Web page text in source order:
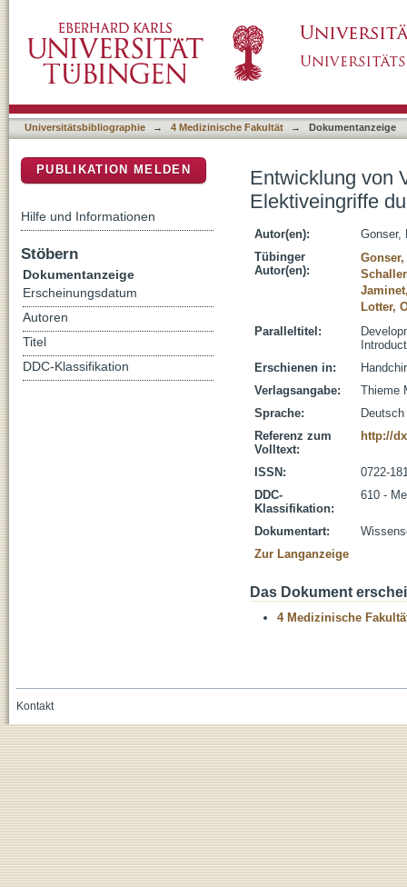
der DRGs in Deutschland
Universitätsbibliographie → 4 Medizinische Fakultät → Dokumentanzeige
Entwicklung von
Elektiveingriffe
Autor(en):
Gonser,
Tübinger
Autor(en):
Lotter,
Paralleltitel:
Erschienen in:
Verlagsangabe:
Thieme
Sprache:
Deutsch
Referenz zum
Volltext:
http://
ISSN:
0722-
DDC-
Klassifikation:
610 -
Dokumentart:
Zur Langanzeige
Das Dokument
4 Medizinische
PUBLIKATION MELDEN
Hilfe und Informationen
Stöbern
Dokumentanzeige
Erscheinungsdatum
Autoren
Titel
DDC-Klassifikation
Kontakt